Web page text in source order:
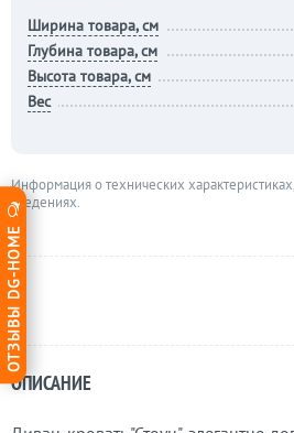
ОТЗЫВЫ DG-HOME
ОПИСАНИЕ
Ширина товара, см
Глубина товара, см
Высота товара, см
Вес
Информация о технических
сведениях.